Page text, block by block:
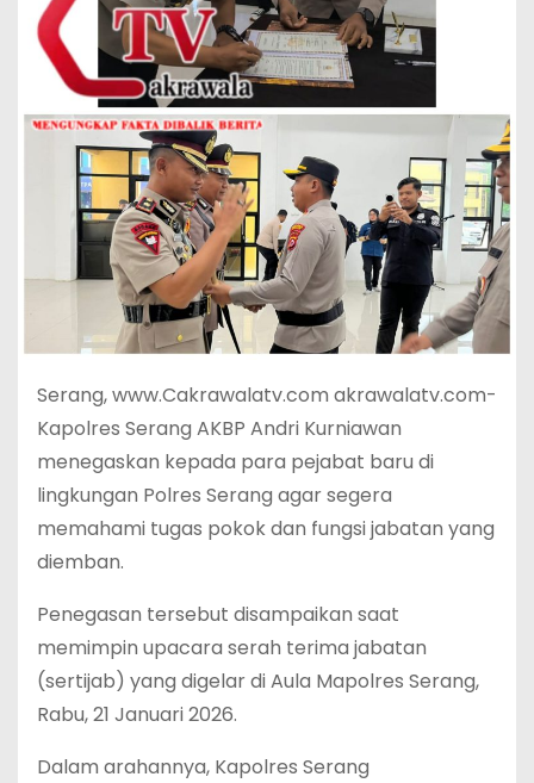
Serang, www.Cakrawalatv.com akrawalatv.com-
Kapolres Serang AKBP Andri Kurniawan
menegaskan kepada para pejabat baru di
lingkungan Polres Serang agar segera
memahami tugas pokok dan fungsi jabatan yang
diemban.
Penegasan tersebut disampaikan saat
memimpin upacara serah terima jabatan
(sertijab) yang digelar di Aula Mapolres Serang,
Rabu, 21 Januari 2026.
Dalam arahannya, Kapolres Serang